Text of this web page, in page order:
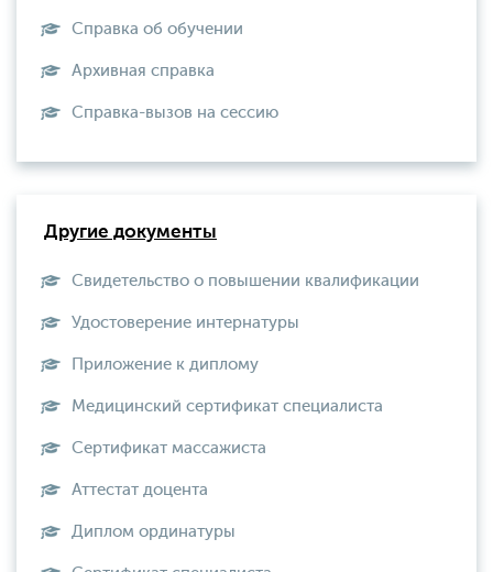
Справка об обучении
Архивная справка
Справка-вызов на сессию
Другие документы
Свидетельство о повышении квалификации
Удостоверение интернатуры
Приложение к диплому
Медицинский сертификат специалиста
Сертификат массажиста
Аттестат доцента
Диплом ординатуры